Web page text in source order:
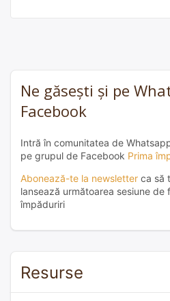
Ne găsești și pe
Facebook
Intră în comunitatea de
pe grupul de Facebook Prima
Abonează-te la newsletter ca să
lansează următoarea sesiune de
împăduriri
Resurse